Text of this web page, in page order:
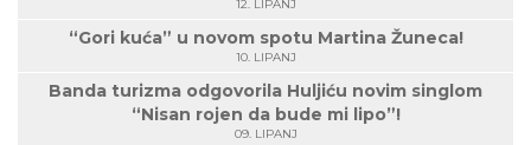
12. LIPANJ
“Gori kuća” u novom spotu Martina Žuneca!
10. LIPANJ
Banda turizma odgovorila Huljiću novim singlom
“Nisan rojen da bude mi lipo”!
09. LIPANJ